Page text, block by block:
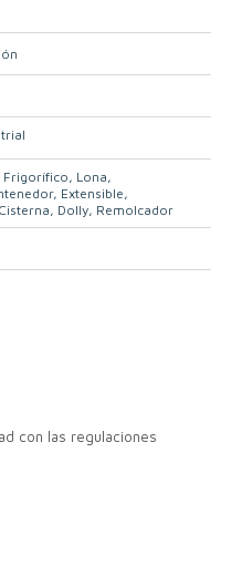
Frigorífico Lona
Extensible
Cisterna Dolly Remolcador
con las regulaciones